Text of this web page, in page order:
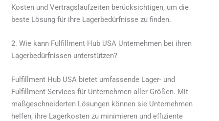
Kosten und Vertragslaufzeiten berücksichtigen, um die
beste Lösung für ihre Lagerbedürfnisse zu finden.
2. Wie kann Fulfillment Hub USA Unternehmen bei ihren
Lagerbedürfnissen unterstützen?
Fulfillment Hub USA bietet umfassende Lager- und
Fulfillment-Services für Unternehmen aller Größen. Mit
maßgeschneiderten Lösungen können sie Unternehmen
helfen, ihre Lagerkosten zu minimieren und effiziente